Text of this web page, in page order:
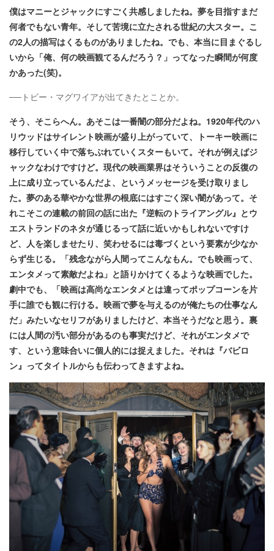
僕はマニーとジャックにすごく共感しましたね。夢を目指すまだ
何者でもない青年。そして苦境に立たされる世紀の大スター。こ
の2人の描写はくるものがありましたね。でも、本当に目まぐるし
いから「俺、何の映画観てるんだろう？」ってなった瞬間が何度
かあった(笑)。
──トビー・マグワイアが出てきたとことか。
そう、そこらへん。あそこは一番闇の部分だよね。1920年代のハ
リウッドはサイレント映画が盛り上がっていて、トーキー映画に
移行していく中で落ちぶれていくスターもいて。それが例えばジ
ャックなわけですけど。現代の映画業界はそういうことの反復の
上に成り立っているんだよ、というメッセージを受け取りまし
た。夢のある華やかな世界の根底にはすごく深い闇があって。そ
れこそこの連載の前回の話に出た『逆転のトライアングル』とウ
エストランドのネタが通じるって話に近いかもしれないですけ
ど、人を楽しませたり、笑わせるには毒づくという要素が少なか
らず生じる。「残念ながら人間ってこんなもん。でも映画って、
エンタメって素敵だよね」と語りかけてくるような映画でした。
劇中でも、「映画は高尚なエンタメとは違ってポップコーンを片
手に誰でも観に行ける。映画で夢を与えるのが俺たちの仕事なん
だ」みたいなセリフがありましたけど、本当そうだなと思う。裏
には人間の汚い部分があるのも事実だけど、それがエンタメで
す、という意味合いに個人的には捉えました。それは『バビロ
ン』ってタイトルからも伝わってきますよね。